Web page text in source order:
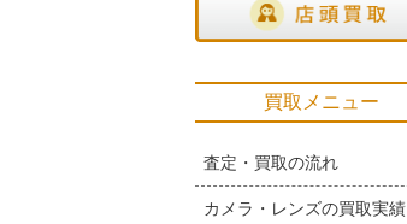
買取メニュー
査定・買取の流れ
カメラ・レンズの買取実績